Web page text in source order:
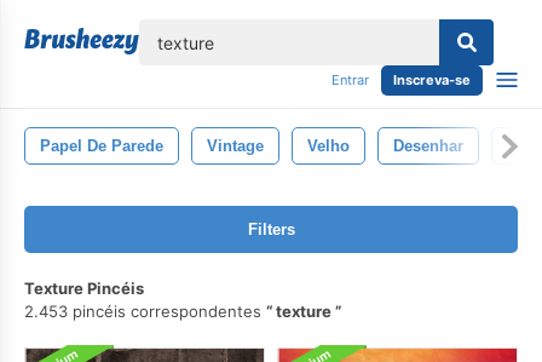
Entrar Inscreva-se
Papel De Parede Vintage Velho Desenhar
Filters
Texture Pincéis
2.453 pincéis correspondentes
texture